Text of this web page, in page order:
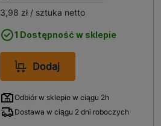
3,98 zł / sztuka netto
1 Dostępność w sklepie
Dodaj
Odbiór w sklepie w ciągu 2h
Dostawa w ciągu 2 dni roboczych